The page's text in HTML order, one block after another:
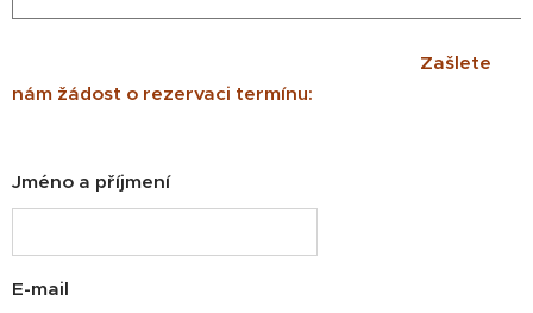
Zašlete
nám žádost o rezervaci termínu:
Jméno a příjmení
E-mail